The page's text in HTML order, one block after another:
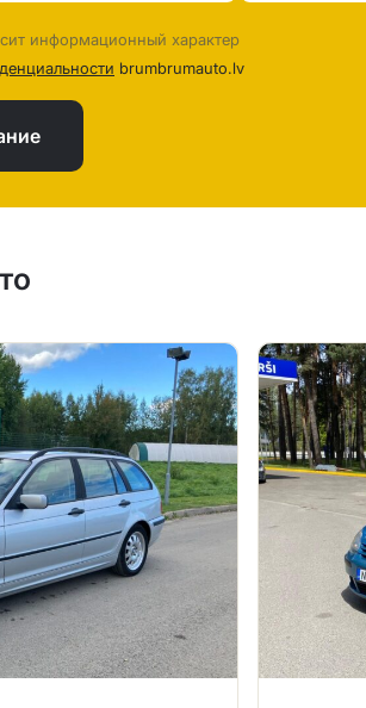
информационный характер
brumbrumauto.lv